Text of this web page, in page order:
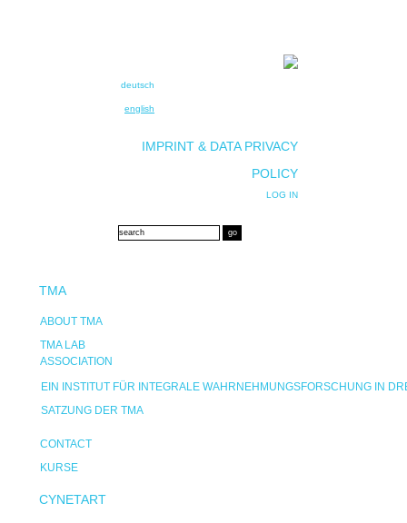
deutsch
english
IMPRINT & DATA PRIVACY
POLICY
LOG IN
TMA
ABOUT TMA
TMA LAB
ASSOCIATION
EIN INSTITUT FÜR INTEGRALE WAHRNEHMUNGSFORSCHUNG IN
SATZUNG DER TMA
CONTACT
KURSE
CYNETART